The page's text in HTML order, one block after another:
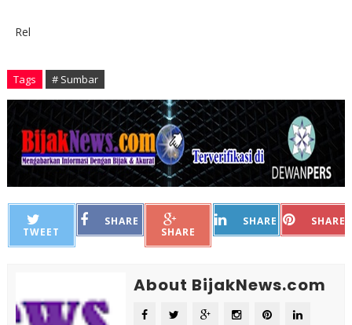
Rel
Tags # Sumbar
TWEET
SHARE
SHARE
SHARE SHARE
About BijakNews.com